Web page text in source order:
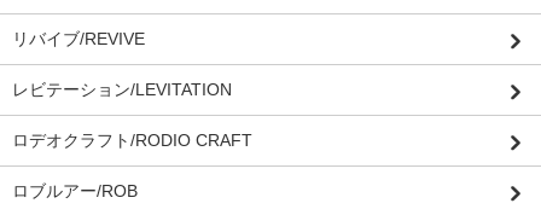
リバイブ/REVIVE
レビテーション/LEVITATION
ロデオクラフト/RODIO CRAFT
ロブルアー/ROB